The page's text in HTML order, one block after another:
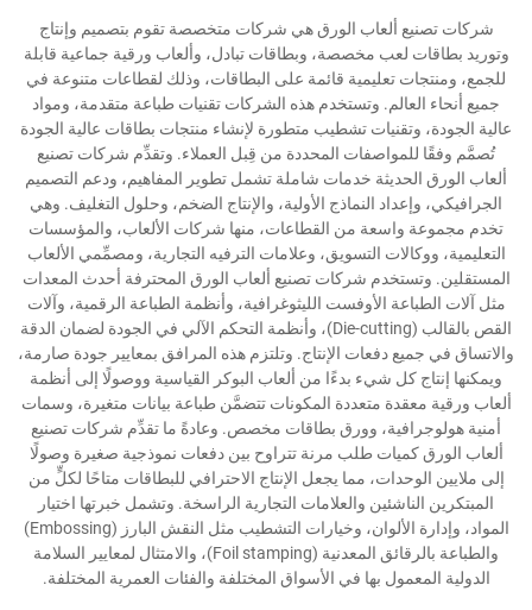
شركات تصنيع ألعاب الورق هي شركات متخصصة تقوم بتصميم وإنتاج
وتوريد بطاقات لعب مخصصة، وبطاقات تبادل، وألعاب ورقية جماعية قابلة
للجمع، ومنتجات تعليمية قائمة على البطاقات، وذلك لقطاعات متنوعة في
جميع أنحاء العالم. وتستخدم هذه الشركات تقنيات طباعة متقدمة، ومواد
عالية الجودة، وتقنيات تشطيب متطورة لإنشاء منتجات بطاقات عالية الجودة
تُصمَّم وفقًا للمواصفات المحددة من قِبل العملاء. وتقدِّم شركات تصنيع
ألعاب الورق الحديثة خدمات شاملة تشمل تطوير المفاهيم، ودعم التصميم
الجرافيكي، وإعداد النماذج الأولية، والإنتاج الضخم، وحلول التغليف. وهي
تخدم مجموعة واسعة من القطاعات، منها شركات الألعاب، والمؤسسات
التعليمية، ووكالات التسويق، وعلامات الترفيه التجارية، ومصمِّمي الألعاب
المستقلين. وتستخدم شركات تصنيع ألعاب الورق المحترفة أحدث المعدات
مثل آلات الطباعة الأوفست الليثوغرافية، وأنظمة الطباعة الرقمية، وآلات
القص بالقالب (Die-cutting)، وأنظمة التحكم الآلي في الجودة لضمان الدقة
والاتساق في جميع دفعات الإنتاج. وتلتزم هذه المرافق بمعايير جودة صارمة،
ويمكنها إنتاج كل شيء بدءًا من ألعاب البوكر القياسية ووصولًا إلى أنظمة
ألعاب ورقية معقدة متعددة المكونات تتضمَّن طباعة بيانات متغيرة، وسمات
أمنية هولوجرافية، وورق بطاقات مخصص. وعادةً ما تقدِّم شركات تصنيع
ألعاب الورق كميات طلب مرنة تتراوح بين دفعات نموذجية صغيرة وصولًا
إلى ملايين الوحدات، مما يجعل الإنتاج الاحترافي للبطاقات متاحًا لكلٍّ من
المبتكرين الناشئين والعلامات التجارية الراسخة. وتشمل خبرتها اختيار
المواد، وإدارة الألوان، وخيارات التشطيب مثل النقش البارز (Embossing)
والطباعة بالرقائق المعدنية (Foil stamping)، والامتثال لمعايير السلامة
الدولية المعمول بها في الأسواق المختلفة والفئات العمرية المختلفة.